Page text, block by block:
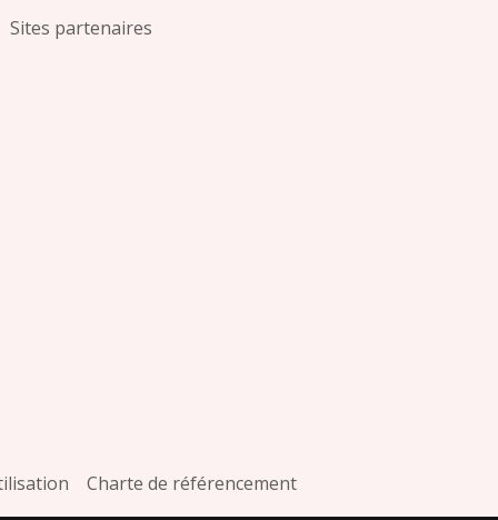
Sites partenaires
Charte de référencement